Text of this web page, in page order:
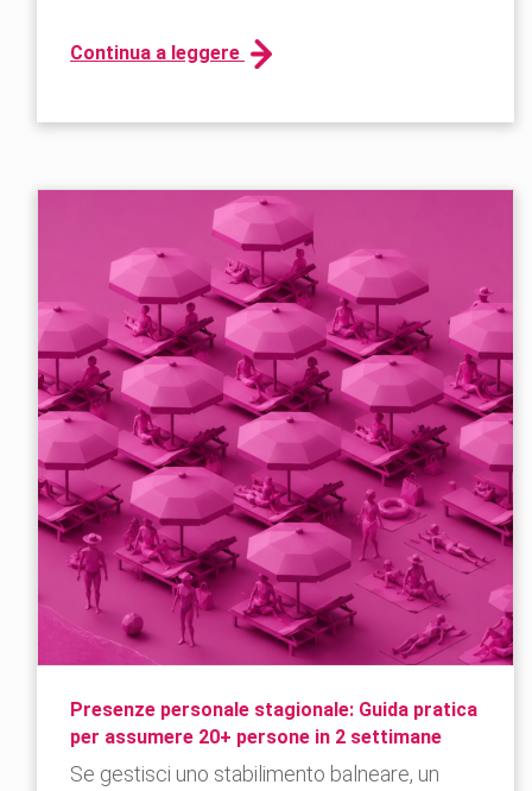
Continua a leggere
Presenze personale stagionale: Guida pratica
per assumere 20+ persone in 2 settimane
Se gestisci uno stabilimento balneare, un